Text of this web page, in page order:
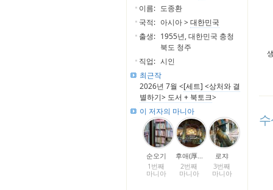
이름: 도종환
국적: 아시아 >대한민국
출생: 1955년, 대한민국 충청
북도 청주
직업: 시인
최근작
2026년 7월 <[세트] <상처와 결
별하기> 도서 + 북토크>
이 저자의 마니아
순오기
1번째
마니아
후애(厚...
2번째
마니아
로쟈
3번째
마니아